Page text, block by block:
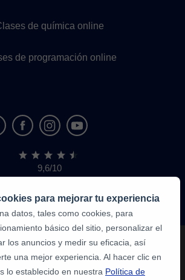
de química online
de programación online
9,6/10
1,339,284
de
alumnos
para mejorar tu experiencia
datos, tales como cookies, para
básico del sitio, personalizar el
los anuncios y medir su eficacia, así
una mejor experiencia. Al hacer clic en
lo establecido en nuestra Política de